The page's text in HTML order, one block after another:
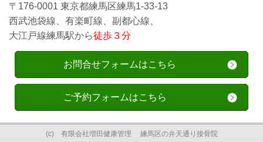
〒176-0001 東京都練馬区練馬1-33-13
西武池袋線、有楽町線、副都心線、
大江戸線練馬駅から徒歩３分
お問合せフォームはこちら
ご予約フォームはこちら
(c) 有限会社増田健康管理 練馬区の弁天通り接骨院